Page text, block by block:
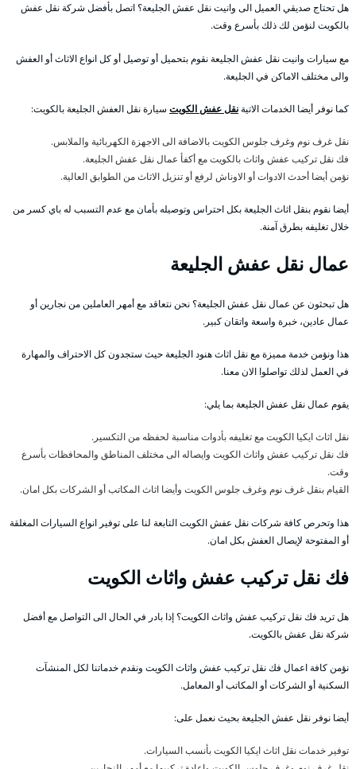
هل تحتاج صديقي العميل الى وانيت نقل عفش الجليعة؟ اتصل بأفضل شركة نقل عفش
بالكويت لنؤمن لك ذلك بأسرع وقت.
مع سيارات وانيت نقل عفش الجليعة نقوم بتحميل أو توصيل أو كل انواع الاثاث أو العفش
والى مختلف الاماكن في الجليعة.
كما نوفر أيضا الخدمات الاتيةنقل عفش الكويت سيارة نقل العفش الجليعة بالكويت:
نقل غرف نوم وغرف جلوس الكويت بالاضافة الى الاجهزة الكهربائية والملابس.
فك نقل تركيب عفش واثاث بالكويت مع أكفأ عمال نقل عفش الجليعة.
نؤمن أيضا أحدث الادوات أو الاوناش لرفع أو تنزيل الاثاث من الطوابق العالية.
أيضا نقوم بنقل اثاث الجليعة بكل احتراس وتوصيله بأمان مع عدم التسبب له باي كسر من
خلال تغليفه بطرق آمنة.
عمال نقل عفش الجليعة
هل تبحثون عن عمال نقل عفش الجليعة؟ نحن نتعاقد مع أمهر العاملين من نجارين أو
عمال عادين، خبرة واسعة واتقان كبير.
هذا ونؤمن خدمة مميزة مع نقل اثاث هنود الجليعة حيث ستجدون كل الاحتراف والمهارة
في العمل لذلك تواصلوا الان معنا.
يقوم عمال نقل عفش الجليعة بما يلي:
نقل اثاث ايكيا الكويت مع تغليفه بأدوات مناسبة لحفظه من التكسير.
فك نقل تركيب عفش واثاث الكويت وايصاله الى مختلف المناطق والمحافظات بأسرع
وقت.
القيام بنقل غرف نوم وغرف جلوس الكويت وأيضا اثاث المكاتب أو الشركات بكل امان.
هذا وتحرص كافة شركات نقل عفش الكويت التابعة لنا على توفير انواع السيارات المغلقة
أو المفتوحة لإيصال العفش بكل امان.
فك نقل تركيب عفش واثاث الكويت
هل تريد فك نقل تركيب عفش واثاث الكويت؟ إذا بادر في الحال الى التواصل مع أفضل
شركة نقل عفش بالكويت.
نؤمن كافة اعمال فك نقل تركيب عفش واثاث الكويت ونقدم خدماتنا لكل المنشآت
السكنية أو الشركات أو المكاتب أو المعامل.
أيضا نوفر نقل عفش الجليعة بحيث نعمل على:
توفير خدمات نقل اثاث ايكيا الكويت بأنسب السيارات.